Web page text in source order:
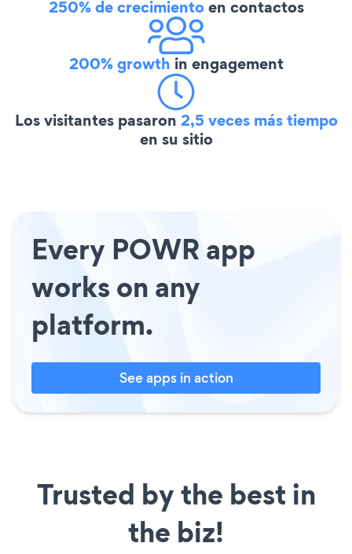
250% de crecimientoen contactos
200% growth in engagement
Los visitantes pasaron 2,5 veces más tiempo
en su sitio
Every POWR app
works on any
platform.
See apps in action
Trusted by the best in
the biz!